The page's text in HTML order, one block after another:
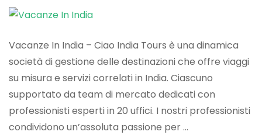
Vacanze In India – Ciao India Tours è una dinamica
società di gestione delle destinazioni che offre viaggi
su misura e servizi correlati in India. Ciascuno
supportato da team di mercato dedicati con
professionisti esperti in 20 uffici. I nostri professionisti
condividono un’assoluta passione per …